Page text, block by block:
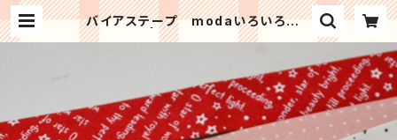
バイアステープ modaいろいろ ３
ｍパック | Patchwork kit shop